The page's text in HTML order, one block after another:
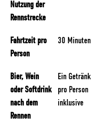
Nutzung der
Rennstrecke
Fahrtzeit pro
Person
30 Minuten
Bier, Wein
oder Softdrink
nach dem
Rennen
Ein Getränk
pro Person
inklusive